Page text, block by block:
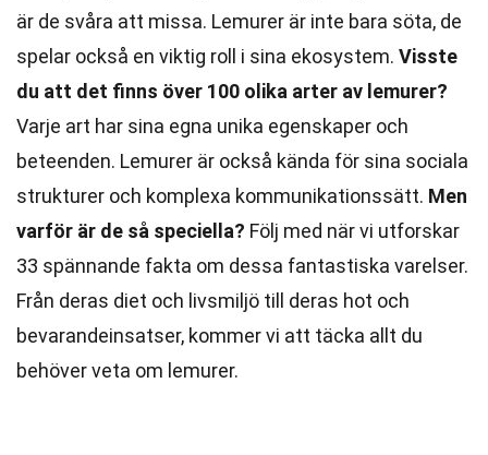
är de svåra att missa. Lemurer är inte bara söta, de
spelar också en viktig roll i sina ekosystem. Visste
du att det finns över 100 olika arter av lemurer?
Varje art har sina egna unika egenskaper och
beteenden. Lemurer är också kända för sina sociala
strukturer och komplexa kommunikationssätt. Men
varför är de så speciella? Följ med när vi utforskar
33 spännande fakta om dessa fantastiska varelser.
Från deras diet och livsmiljö till deras hot och
bevarandeinsatser, kommer vi att täcka allt du
behöver veta om lemurer.